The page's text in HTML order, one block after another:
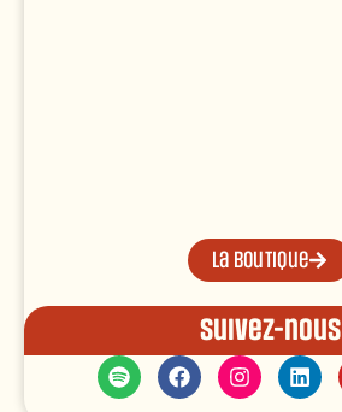
La boutique
Suivez-nous